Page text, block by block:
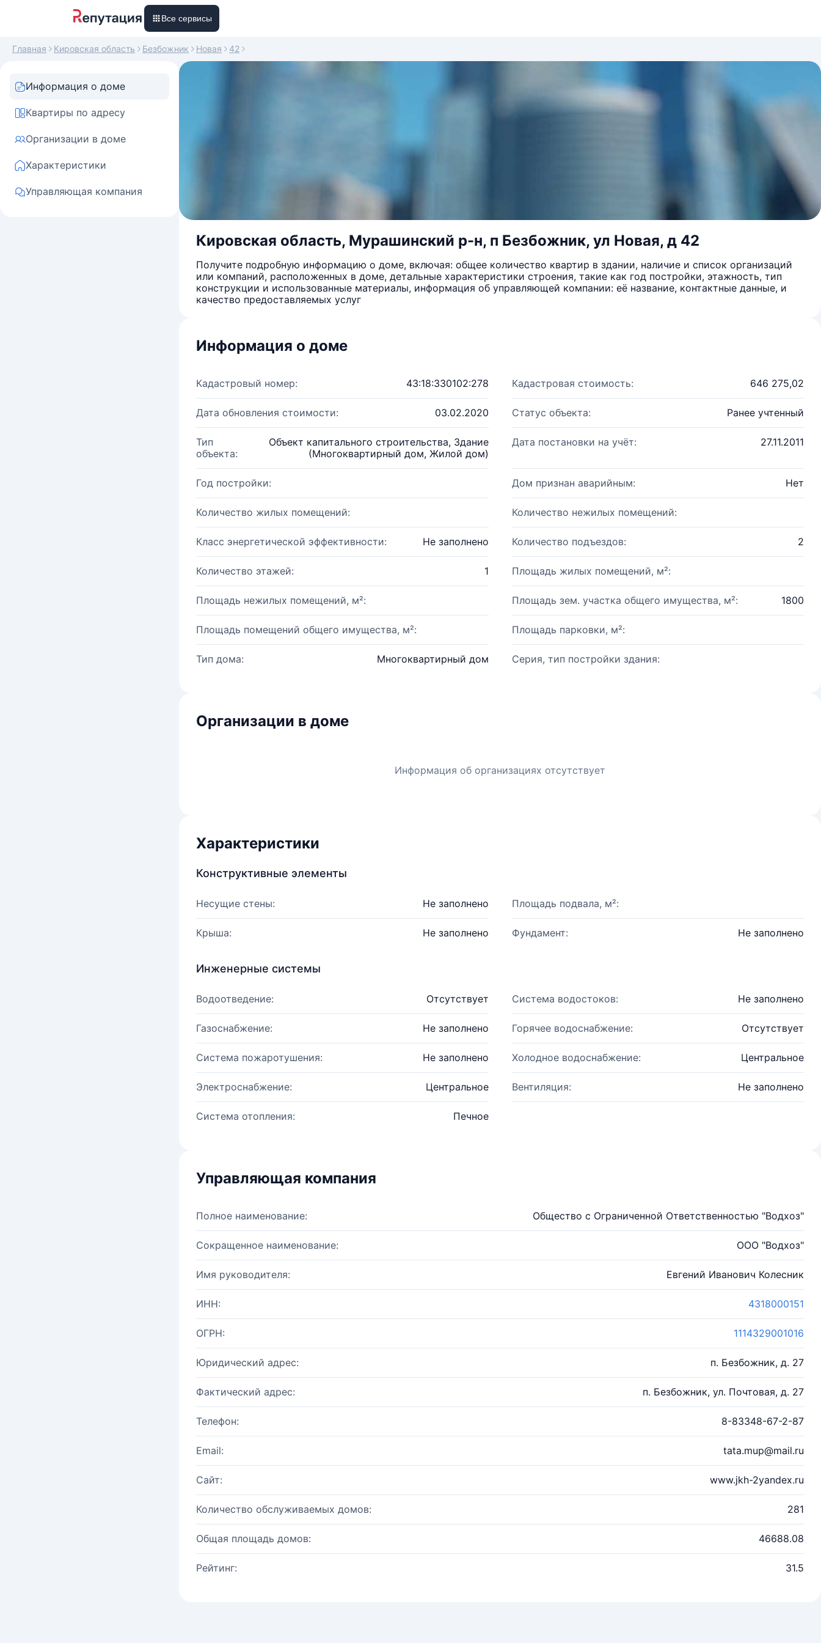
Все сервисы
Главная Кировская область Безбожник Новая 42
Информация о доме
Квартиры по адресу
Организации в доме
Характеристики
Управляющая компания
Кировская область, Мурашинский р-н, п Безбожник, ул Новая, д 42
Получите подробную информацию о доме, включая: общее количество квартир в здании, наличие и список организаций
или компаний, расположенных в доме, детальные характеристики строения, такие как год постройки, этажность, тип
конструкции и использованные материалы, информация об управляющей компании: её название, контактные данные, и
качество предоставляемых услуг
Информация о доме
Кадастровый номер: 43:18:330102:278 Кадастровая стоимость: 646 275,02
Дата обновления стоимости: 03.02.2020 Статус объекта: Ранее учтенный
Тип
объекта:
Объект капитального строительства, Здание
(Многоквартирный дом, Жилой дом)
Дата постановки на учёт: 27.11.2011
Год постройки: Дом признан аварийным: Нет
Количество жилых помещений: Количество нежилых помещений:
Класс энергетической эффективности: Не заполнено Количество подъездов: 2
Количество этажей: 1 Площадь жилых помещений, м²:
Площадь нежилых помещений, м²: Площадь зем. участка общего имущества, м²: 1800
Площадь помещений общего имущества, м²: Площадь парковки, м²:
Тип дома: Многоквартирный дом Серия, тип постройки здания:
Организации в доме
Информация об организациях отсутствует
Характеристики
Конструктивные элементы
Несущие стены: Не заполнено Площадь подвала, м²:
Крыша: Не заполнено Фундамент: Не заполнено
Инженерные системы
Водоотведение: Отсутствует Система водостоков: Не заполнено
Газоснабжение: Не заполнено Горячее водоснабжение: Отсутствует
Система пожаротушения: Не заполнено Холодное водоснабжение: Центральное
Электроснабжение: Центральное Вентиляция: Не заполнено
Система отопления: Печное
Управляющая компания
Полное наименование: Общество с Ограниченной Ответственностью "Водхоз"
Сокращенное наименование: ООО "Водхоз"
Имя руководителя: Евгений Иванович Колесник
ИНН: 4318000151
ОГРН: 1114329001016
Юридический адрес: п. Безбожник, д. 27
Фактический адрес: п. Безбожник, ул. Почтовая, д. 27
Телефон: 8-83348-67-2-87
Email: tata.mup@mail.ru
Сайт: www.jkh-2yandex.ru
Количество обслуживаемых домов: 281
Общая площадь домов: 46688.08
Рейтинг: 31.5